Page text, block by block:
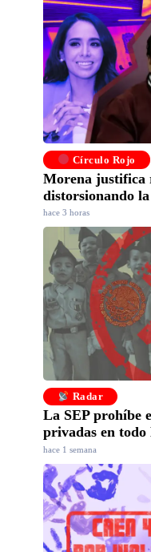
Círculo Rojo
Morena justifica
distorsionando
hace 3 horas
Radar
La SEP prohíbe
privadas en todo
hace 1 semana